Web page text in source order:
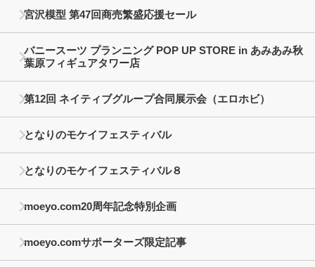
宮沢模型 第47回商売繁盛応援セール
バニースーツ プランニング POP UP STORE in あみあみ秋
葉原フィギュアタワー店
第12回 ネイティブグループ合同展示会（エロホビ）
となりのモケイフェスティバル
となりのモケイフェスティバル８
moeyo.com20周年記念特別企画
moeyo.comサポーターズ限定記事